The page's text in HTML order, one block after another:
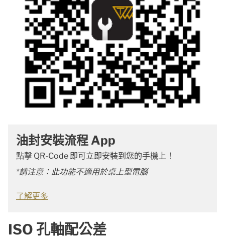
油封安裝流程 App
點擊 QR-Code 即可立即安裝到您的手機上！
*請注意：此功能不適用於桌上型電腦
了解更多
ISO 孔軸配公差